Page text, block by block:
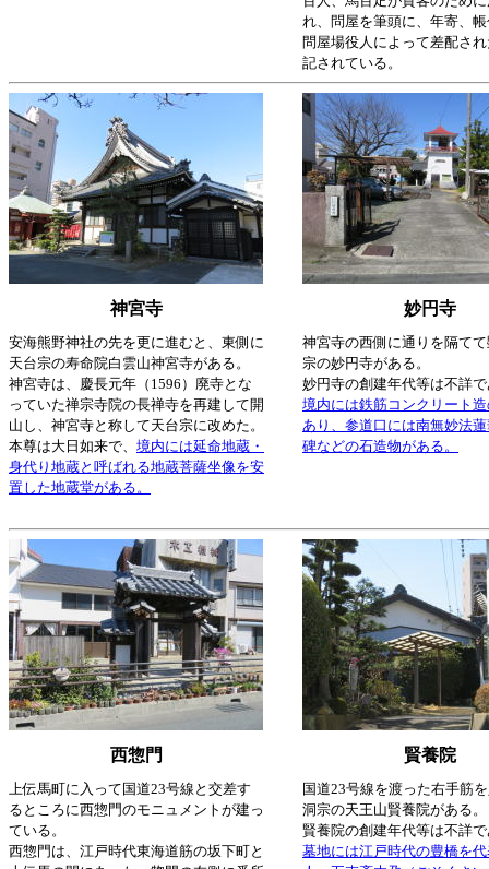
れ、問屋を筆頭に、年寄、
問屋場役人によって差配さ
記されている。
神宮寺 妙円寺
安海熊野神社の先を更に進むと、東側に
天台宗の寿命院白雲山神宮寺がある。
神宮寺は、慶長元年（1596）廃寺とな
っていた禅宗寺院の長禅寺を再建して開
山し、神宮寺と称して天台宗に改めた。
本尊は大日如来で、 境内には延命地蔵・
身代り地蔵と呼ばれる地蔵菩薩坐像を安
置した地蔵堂がある。
神宮寺の西側に通りを隔て
宗の妙円寺がある。
妙円寺の創建年代等は不詳
境内には鉄筋コンクリート
あり、参道口には南無妙法
碑などの石造物がある。
西惣門 賢養院
上伝馬町に入って国道23号線と交差す
るところに西惣門のモニュメントが建っ
ている。
西惣門は、江戸時代東海道筋の坂下町と
国道23号線を渡った右手筋
洞宗の天王山賢養院がある。
賢養院の創建年代等は不詳
墓地には江戸時代の豊橋を